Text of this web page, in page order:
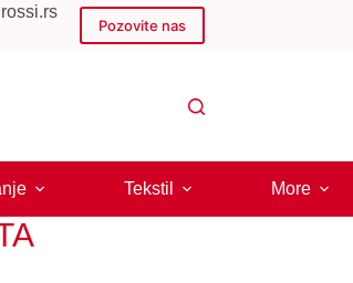
Pozovite nas
Tekstil More